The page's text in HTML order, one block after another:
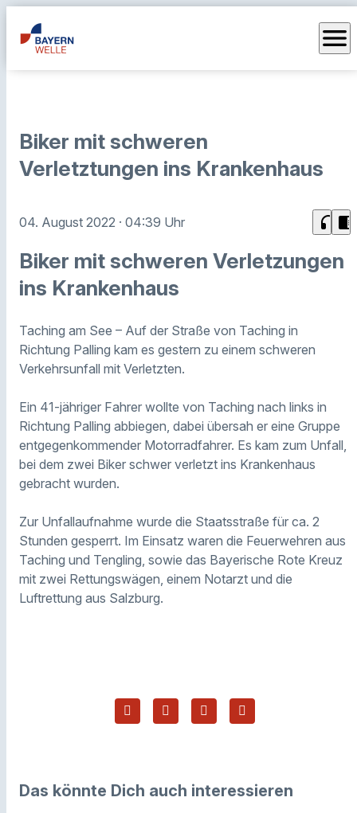
menu
Biker mit schweren
Verletztungen ins Krankenhaus
04. August 2022 · 04:39 Uhr headphones chrome_reader_mode
Biker mit schweren Verletzungen
ins Krankenhaus
Taching am See – Auf der Straße von Taching in
Richtung Palling kam es gestern zu einem schweren
Verkehrsunfall mit Verletzten.
Ein 41-jähriger Fahrer wollte von Taching nach links in
Richtung Palling abbiegen, dabei übersah er eine Gruppe
entgegenkommender Motorradfahrer. Es kam zum Unfall,
bei dem zwei Biker schwer verletzt ins Krankenhaus
gebracht wurden.
Zur Unfallaufnahme wurde die Staatsstraße für ca. 2
Stunden gesperrt. Im Einsatz waren die Feuerwehren aus
Taching und Tengling, sowie das Bayerische Rote Kreuz
mit zwei Rettungswägen, einem Notarzt und die
Luftrettung aus Salzburg.
Das könnte Dich auch interessieren